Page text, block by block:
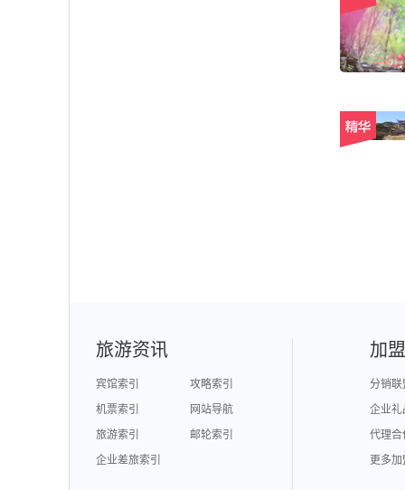
旅游资讯
宾馆索引
攻略索引
机票索引
网站导航
旅游索引
邮轮索引
企业差旅索引
加
分销联
企业礼
代理合
更多